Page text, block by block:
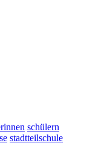
schülern
stadtteilschule